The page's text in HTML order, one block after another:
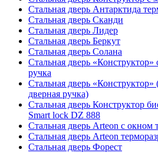
Стальная дверь Антарктида
Стальная дверь Сканди
Стальная дверь Лидер
Стальная дверь Беркут
Стальная дверь Солана
Стальная дверь «Конструктор»
ручка
Стальная дверь
дверная ручка)
Стальная дверь Конструктор
Smart lock DZ 888
Стальная дверь Arteon с окном
Стальная дверь Arteon
Стальная дверь Форест